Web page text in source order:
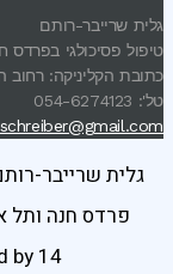
גלית שרייבר-רותם
טיפול פסיכולגי בפרדס
כתובת הקליניקה:
טל': 054-6274123
גלית שרייבר-
פרדס חנה ותל
by14 הצבעות